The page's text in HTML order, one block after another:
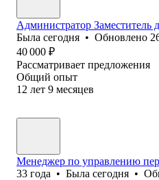
Администратор Заместитель
Была сегодня • Обновлено
40 000 ₽
Рассматривает предложения
Общий опыт
12 лет 9 месяцев
Менеджер по управлению
33 года • Была сегодня •